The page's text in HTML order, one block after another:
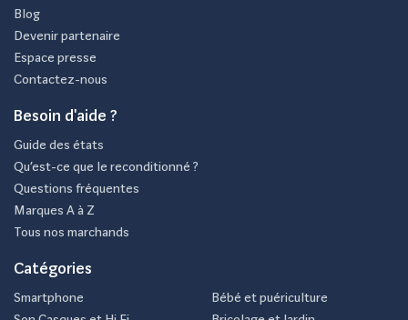
Blog
Devenir partenaire
Espace presse
Contactez-nous
Besoin d'aide ?
Guide des états
Qu’est-ce que le reconditionné ?
Questions fréquentes
Marques A à Z
Tous nos marchands
Catégories
Smartphone
Bébé et puériculture